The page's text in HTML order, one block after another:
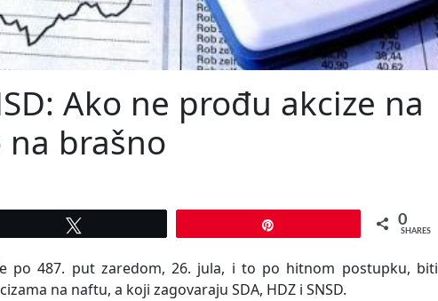
Ako ne prođu akcize na
brašno
0
SHARES
po 487. put zaredom, 26. jula, i to po hitnom postupku, biti
na naftu, a koji zagovaraju SDA, HDZ i SNSD.